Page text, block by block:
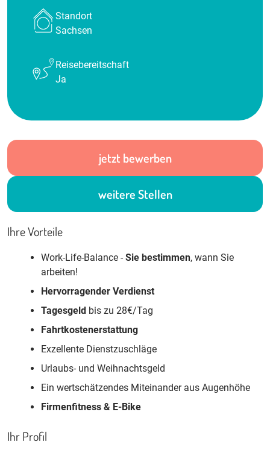
Ihre Vorteile
Work-Life-Balance -Sie bestimmen, wann Sie
arbeiten!
Hervorragender Verdienst
Tagesgeld bis zu 28€/Tag
Fahrtkostenerstattung
Exzellente Dienstzuschläge
Urlaubs- und Weihnachtsgeld
Ein wertschätzendes Miteinander aus Augenhöhe
Firmenfitness & E-Bike
Ihr Profil
Standort
Sachsen
Reisebereitschaft
Ja
jetzt bewerben
weitere Stellen